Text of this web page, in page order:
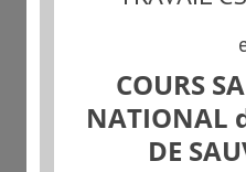
COURS
NATIONAL
DE